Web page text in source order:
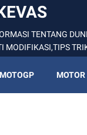
TENTANG
MODIFIKASI,TIPS
MOTOGP MOTOR